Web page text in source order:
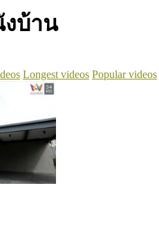
งบ้าน
Longest videos Popular videos